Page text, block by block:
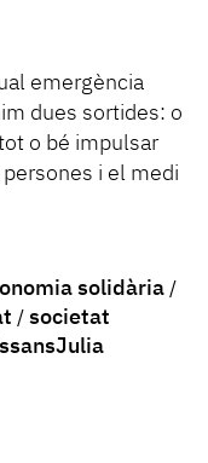
emergència
dues sortides: o
o bé impulsar
i el medi
solidària
societat